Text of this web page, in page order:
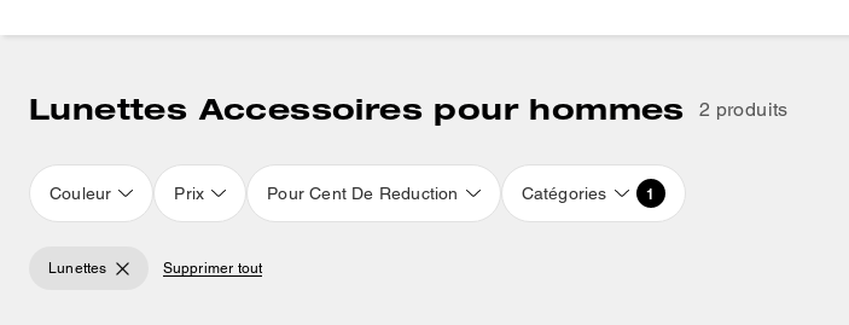
Lunettes Accessoires pour hommes 2 produits
Couleur Prix Pour Cent De Reduction Catégories 1
Lunettes Supprimer tout